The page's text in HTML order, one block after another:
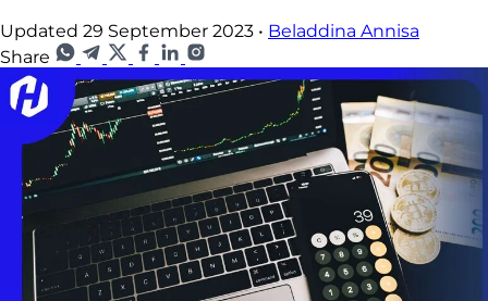
Updated 29 September 2023 • Beladdina Annisa
Share